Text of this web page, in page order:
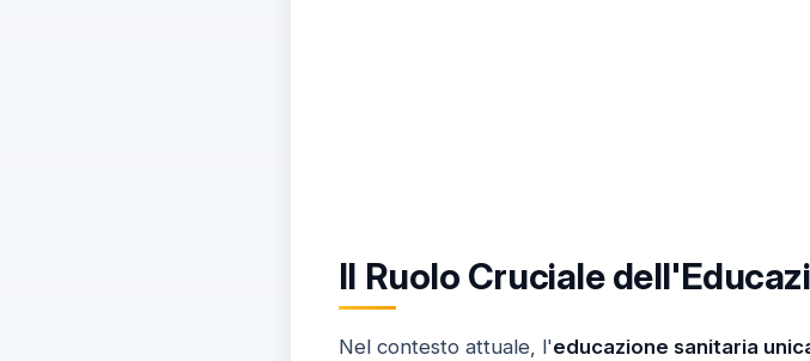
Il Ruolo Cruciale
Nel contesto attuale, l'educazione sanitaria